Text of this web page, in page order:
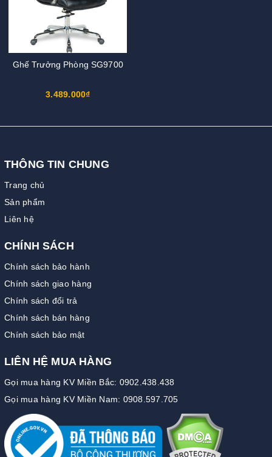
Ghế Trưởng Phòng SG9700
3.489.000₫
THÔNG TIN CHUNG
Trang chủ
Sản phẩm
Liên hệ
CHÍNH SÁCH
Chính sách bảo hành
Chính sách giao hàng
Chính sách đổi trả
Chính sách bán hàng
Chính sách bảo mật
LIÊN HỆ MUA HÀNG
Gọi mua hàng KV Miền Bắc: 0902.438.438
Gọi mua hàng KV Miền Nam: 0908.597.705